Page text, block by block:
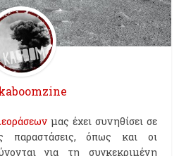
μας έχει συνηθίσει σε
παραστάσεις, όπως και οι
για τη συγκεκριμένη